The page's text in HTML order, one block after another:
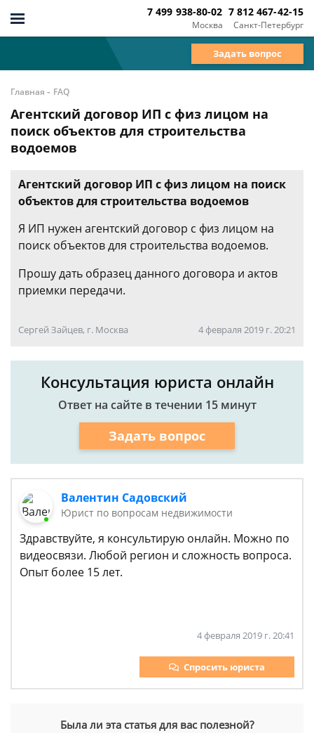
Москва
7 499 938-80-02
Санкт-Петербург
7 812 467-42-15
Задать вопрос
Главная - FAQ
Агентский договор ИП с физ лицом на
поиск объектов для строительства
водоемов
Агентский договор ИП с физ лицом на поиск
объектов для строительства водоемов
Я ИП нужен агентский договор с физ лицом на
поиск объектов для строительства водоемов.
Прошу дать образец данного договора и актов
приемки передачи.
Сергей Зайцев, г. Москва 4 февраля 2019 г. 20:21
Консультация юриста онлайн
Ответ на сайте в течении 15 минут
Задать вопрос
Валентин Садовский
Юрист по вопросам недвижимости
Здравствуйте, я консультирую онлайн. Можно по
видеосвязи. Любой регион и сложность вопроса.
Опыт более 15 лет.
4 февраля 2019 г. 20:41
Спросить юриста
Была ли эта статья для вас полезной?